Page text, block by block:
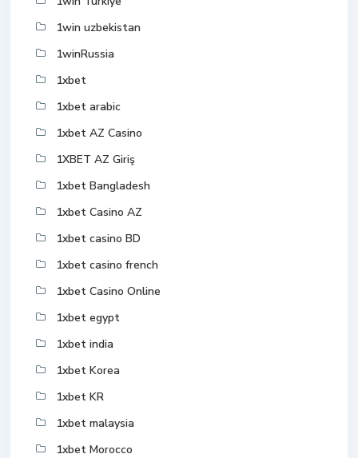
1win uzbekistan
1winRussia
1xbet
1xbet arabic
1xbet AZ Casino
1XBET AZ Giriş
1xbet Bangladesh
1xbet Casino AZ
1xbet casino BD
1xbet casino french
1xbet Casino Online
1xbet egypt
1xbet india
1xbet Korea
1xbet KR
1xbet malaysia
1xbet Morocco